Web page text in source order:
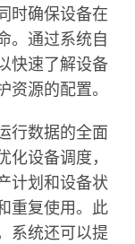
时确保设备在
。通过系统自
快速了解设备
源的配置。
行数据的全面
设备调度，
计划和设备状
重复使用。此
系统还可以提